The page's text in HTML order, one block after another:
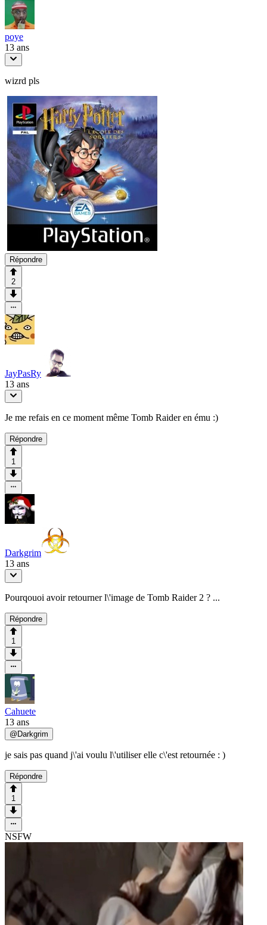
poye
13 ans
wizrd pls
Répondre
2
JayPasRy
13 ans
Je me refais en ce moment même Tomb Raider en ému :)
Répondre
1
Darkgrim
13 ans
Pourqouoi avoir retourner l\'image de Tomb Raider 2 ? ...
Répondre
1
Cahuete
13 ans
@Darkgrim
je sais pas quand j\'ai voulu l\'utiliser elle c\'est retournée : )
Répondre
1
NSFW